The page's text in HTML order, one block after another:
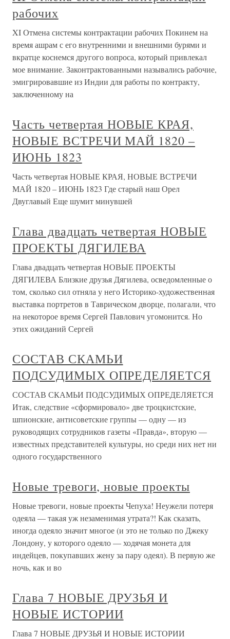
рабочих
XI Отмена системы контрактации рабочих Покинем на
время ашрам с его внутренними и внешними бурями и
вкратце коснемся другого вопроса, который привлекал
мое внимание. Законтрактованными назывались рабочие,
эмигрировавшие из Индии для работы по контракту,
заключенному на
Часть четвертая НОВЫЕ КРАЯ,
НОВЫЕ ВСТРЕЧИ МАЙ 1820 –
ИЮНЬ 1823
Часть четвертая НОВЫЕ КРАЯ, НОВЫЕ ВСТРЕЧИ
МАЙ 1820 – ИЮНЬ 1823 Где старый наш Орел
Двуглавый Еще шумит минувшей
Глава двадцать четвертая НОВЫЕ
ПРОЕКТЫ ДЯГИЛЕВА
Глава двадцать четвертая НОВЫЕ ПРОЕКТЫ
ДЯГИЛЕВА Близкие друзья Дягилева, осведомленные о
том, сколько сил отняла у него Историко-художественная
выставка портретов в Таврическом дворце, полагали, что
на некоторое время Сергей Павлович угомонится. Но
этих ожиданий Сергей
СОСТАВ СКАМЬИ
ПОДСУДИМЫХ ОПРЕДЕЛЯЕТСЯ
СОСТАВ СКАМЬИ ПОДСУДИМЫХ ОПРЕДЕЛЯЕТСЯ
Итак, следствие «сформировало» две троцкистские,
шпионские, антисоветские группы — одну — из
руководящих сотрудников газеты «Правда», вторую —
известных представителей культуры, но среди них нет ни
одного государственного
Новые тревоги, новые проекты
Новые тревоги, новые проекты Чепуха! Неужели потеря
одеяла — такая уж незаменимая утрата?! Как сказать,
иногда одеяло значит многое (и это не только по Джеку
Лондону, у которого одеяло — ходячая монета для
индейцев, покупавших жену за пару одеял). В первую же
ночь, как и во
Глава 7 НОВЫЕ ДРУЗЬЯ И
НОВЫЕ ИСТОРИИ
Глава 7 НОВЫЕ ДРУЗЬЯ И НОВЫЕ ИСТОРИИ